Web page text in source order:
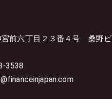
宮前六丁目２３番４号 桑野ビ
3538